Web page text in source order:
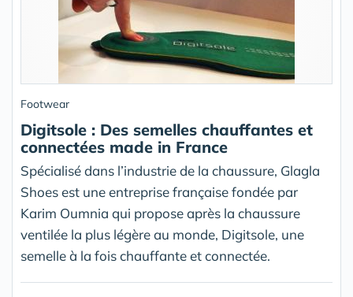
Footwear
Digitsole : Des semelles chauffantes et
connectées made in France
Spécialisé dans l’industrie de la chaussure, Glagla
Shoes est une entreprise française fondée par
Karim Oumnia qui propose après la chaussure
ventilée la plus légère au monde, Digitsole, une
semelle à la fois chauffante et connectée.